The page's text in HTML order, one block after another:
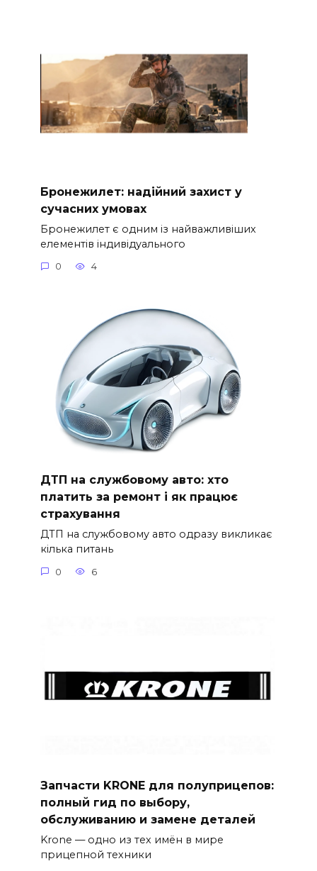
Бронежилет: надійний захист у
сучасних умовах
Бронежилет є одним із найважливіших
елементів індивідуального
0 4
ДТП на службовому авто: хто
платить за ремонт і як працює
страхування
ДТП на службовому авто одразу викликає
кілька питань
0 6
Запчасти KRONE для полуприцепов:
полный гид по выбору,
обслуживанию и замене деталей
Krone — одно из тех имён в мире
прицепной техники